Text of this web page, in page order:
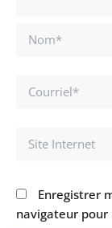
Nom*
Courriel*
Site
Enregistrer
navigateur